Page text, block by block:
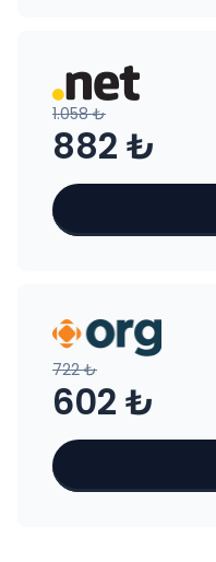
1.058 ₺
882 ₺
722 ₺
602 ₺